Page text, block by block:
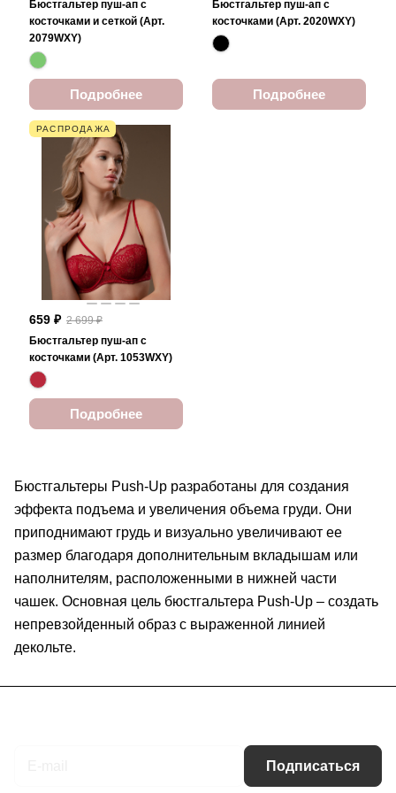
Бюстгальтер пуш-ап с
косточками и сеткой (Арт.
2079WXY)
Подробнее
Бюстгальтер пуш-ап с
косточками (Арт. 2020WXY)
Подробнее
РАСПРОДАЖА
659 ₽ 2 699 ₽
Бюстгальтер пуш-ап с
косточками (Арт. 1053WXY)
Подробнее
Бюстгальтеры Push-Up разработаны для создания
эффекта подъема и увеличения объема груди. Они
приподнимают грудь и визуально увеличивают ее
размер благодаря дополнительным вкладышам или
наполнителям, расположенными в нижней части
чашек. Основная цель бюстгальтера Push-Up – создать
непревзойденный образ с выраженной линией
декольте.
Подписаться